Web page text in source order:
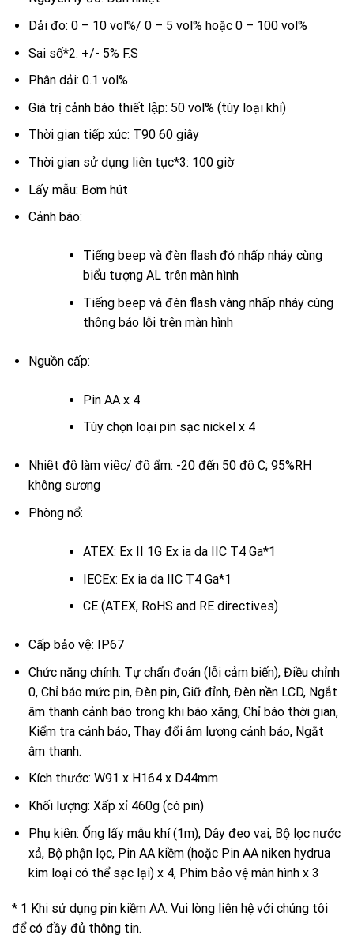
Dải đo: 0 – 10 vol%/ 0 – 5 vol% hoặc 0 – 100 vol%
Sai số*2: +/- 5% F.S
Phân dải: 0.1 vol%
Giá trị cảnh báo thiết lập: 50 vol% (tùy loại khí)
Thời gian tiếp xúc: T90 60 giây
Thời gian sử dụng liên tục*3: 100 giờ
Lấy mẫu: Bơm hút
Cảnh báo:
Tiếng beep và đèn flash đỏ nhấp nháy cùng
biểu tượng AL trên màn hình
Tiếng beep và đèn flash vàng nhấp nháy cùng
thông báo lỗi trên màn hình
Nguồn cấp:
Pin AA x 4
Tùy chọn loại pin sạc nickel x 4
Nhiệt độ làm việc/ độ ẩm: -20 đến 50 độ C; 95%RH
không sương
Phòng nổ:
ATEX: Ex II 1G Ex ia da IIC T4 Ga*1
IECEx: Ex ia da IIC T4 Ga*1
CE (ATEX, RoHS and RE directives)
Cấp bảo vệ: IP67
Chức năng chính: Tự chẩn đoán (lỗi cảm biến), Điều chỉnh
0, Chỉ báo mức pin, Đèn pin, Giữ đỉnh, Đèn nền LCD, Ngắt
âm thanh cảnh báo trong khi báo xăng, Chỉ báo thời gian,
Kiểm tra cảnh báo, Thay đổi âm lượng cảnh báo, Ngắt
âm thanh.
Kích thước: W91 x H164 x D44mm
Khối lượng: Xấp xỉ 460g (có pin)
Phụ kiện: Ống lấy mẫu khí (1m), Dây đeo vai, Bộ lọc nước
xả, Bộ phận lọc, Pin AA kiềm (hoặc Pin AA niken hydrua
kim loại có thể sạc lại) x 4, Phim bảo vệ màn hình x 3
* 1 Khi sử dụng pin kiềm AA. Vui lòng liên hệ với chúng tôi
để có đầy đủ thông tin.